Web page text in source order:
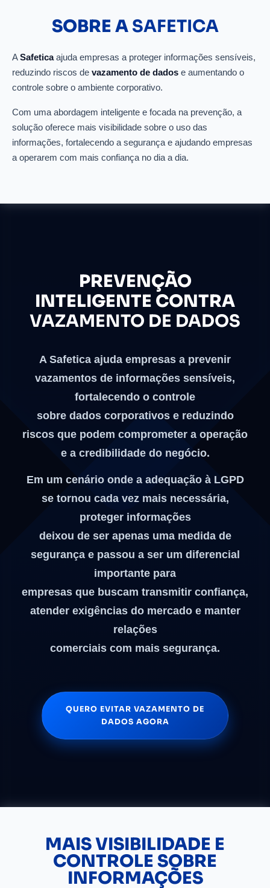
SOBRE A SAFETICA
ASafeticaajuda empresas a proteger informações sensíveis,
reduzindo riscos de vazamento de dados e aumentando o
controle sobre o ambiente corporativo.
Com uma abordagem inteligente e focada na prevenção, a
solução oferece mais visibilidade sobre o uso das
informações, fortalecendo a segurança e ajudando empresas
a operarem com mais confiança no dia a dia.
PREVENÇÃO
INTELIGENTE CONTRA
VAZAMENTO DE DADOS
A Safetica ajuda empresas a prevenir
vazamentos de informações sensíveis,
fortalecendo o controle
sobre dados corporativos e reduzindo
riscos que podem comprometer a operação
e a credibilidade do negócio.
Em um cenário onde a adequação à LGPD
se tornou cada vez mais necessária,
proteger informações
deixou de ser apenas uma medida de
segurança e passou a ser um diferencial
importante para
empresas que buscam transmitir confiança,
atender exigências do mercado e manter
relações
comerciais com mais segurança.
QUERO EVITAR VAZAMENTO DE
DADOS AGORA
MAIS VISIBILIDADE E
CONTROLE SOBRE
INFORMAÇÕES